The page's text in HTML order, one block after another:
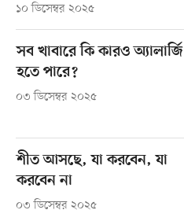
১০ ডিসেম্বর ২০২৫
সব খাবারে কি কারও অ্যালার্জি
হতে পারে?
০৩ ডিসেম্বর ২০২৫
শীত আসছে, যা করবেন, যা
করবেন না
০৩ ডিসেম্বর ২০২৫